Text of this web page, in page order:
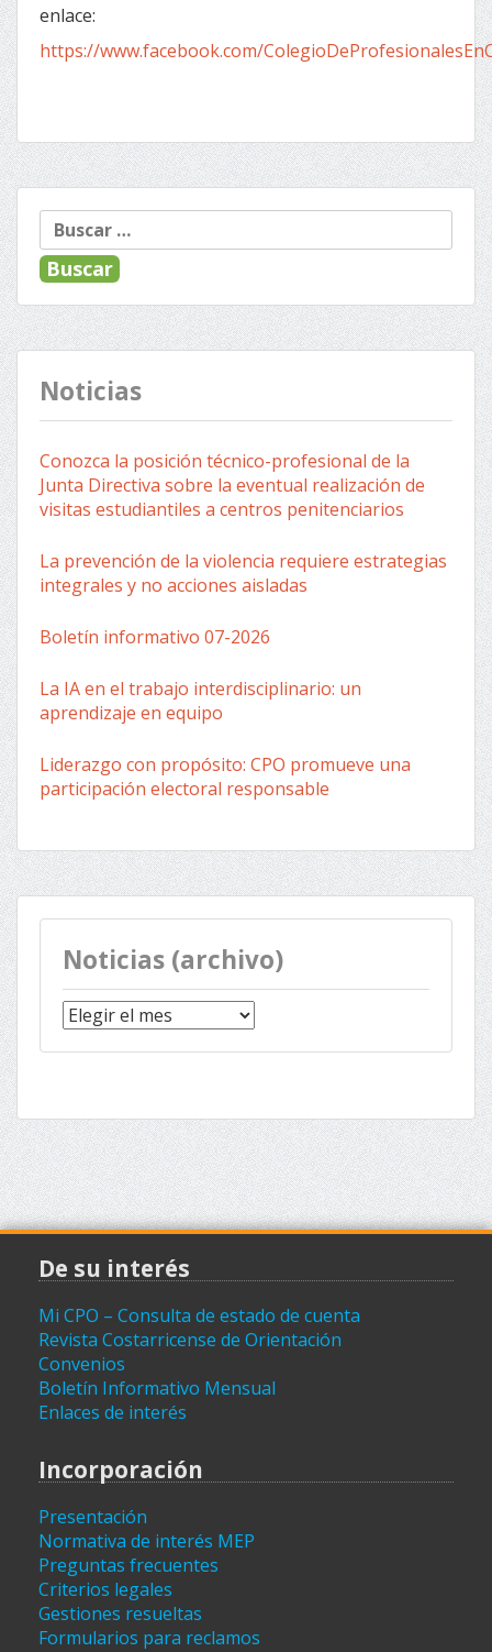
enlace:
https://www.facebook.com/
Buscar:
Noticias
Conozca la posición técnico-profesional de la
Junta Directiva sobre la eventual realización de
visitas estudiantiles a centros penitenciarios
La prevención de la violencia requiere estrategias
integrales y no acciones aisladas
Boletín informativo 07-2026
La IA en el trabajo interdisciplinario: un
aprendizaje en equipo
Liderazgo con propósito: CPO promueve una
participación electoral responsable
Noticias (archivo)
Noticias
(archivo)
De su interés
Mi CPO – Consulta de estado de cuenta
Revista Costarricense de Orientación
Convenios
Boletín Informativo Mensual
Enlaces de interés
Incorporación
Presentación
Normativa de interés MEP
Preguntas frecuentes
Criterios legales
Gestiones resueltas
Formularios para reclamos